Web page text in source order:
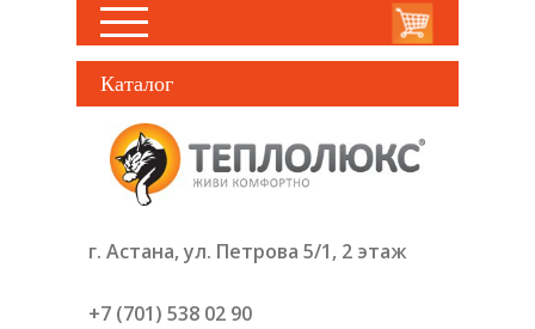
Каталог
г. Астана, ул. Петрова 5/1, 2 этаж
+7 (701) 538 02 90